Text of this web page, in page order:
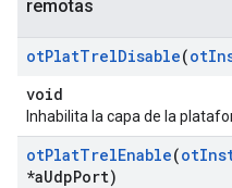
remotas
otPlatTrelDisable(ot
void
Inhabilita la capa de la
otPlatTrelEnable(ot
*aUdpPort)